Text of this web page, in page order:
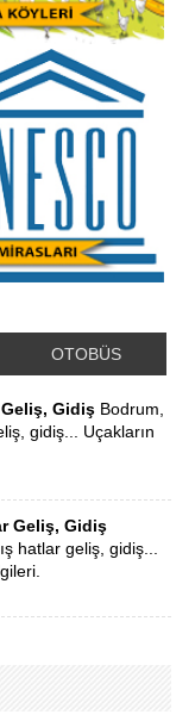
OTOBÜS
Gidiş Bodrum,
gidiş... Uçakların
Geliş, Gidiş
hatlar geliş, gidiş...